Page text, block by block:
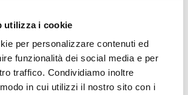
utilizza i cookie
per personalizzare contenuti ed
funzionalità dei social media e per
traffico. Condividiamo inoltre
in cui utilizzi il nostro sito con i